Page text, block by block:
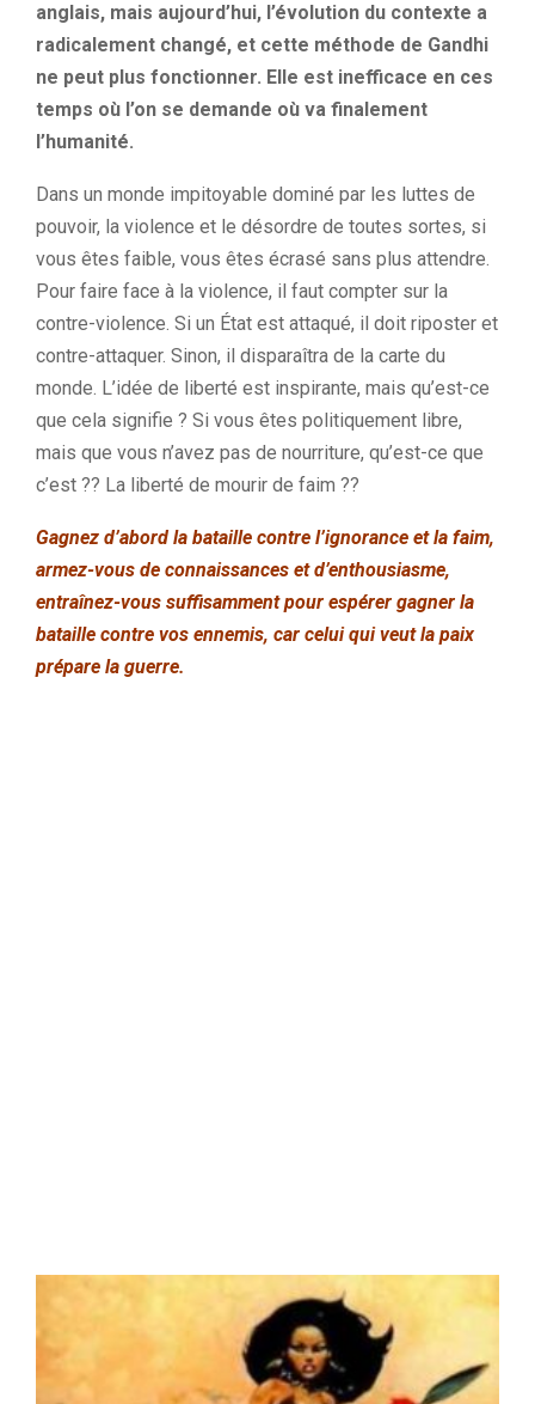
anglais, mais aujourd’hui, l’évolution du contexte a
radicalement changé, et cette méthode de Gandhi
ne peut plus fonctionner. Elle est inefficace en ces
temps où l’on se demande où va finalement
l’humanité.
Dans un monde impitoyable dominé par les luttes de
pouvoir, la violence et le désordre de toutes sortes, si
vous êtes faible, vous êtes écrasé sans plus attendre.
Pour faire face à la violence, il faut compter sur la
contre-violence. Si un État est attaqué, il doit riposter et
contre-attaquer. Sinon, il disparaîtra de la carte du
monde. L’idée de liberté est inspirante, mais qu’est-ce
que cela signifie ? Si vous êtes politiquement libre,
mais que vous n’avez pas de nourriture, qu’est-ce que
c’est ?? La liberté de mourir de faim ??
Gagnez d’abord la bataille contre l’ignorance et la faim,
armez-vous de connaissances et d’enthousiasme,
entraînez-vous suffisamment pour espérer gagner la
bataille contre vos ennemis, car celui qui veut la paix
prépare la guerre.